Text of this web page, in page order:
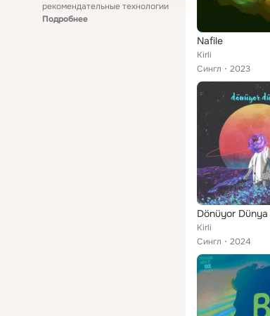
рекомендательные технологии
Подробнее
Nafile
Kirli
Сингл
2023
Dönüyor Dünya
Kirli
Сингл
2024